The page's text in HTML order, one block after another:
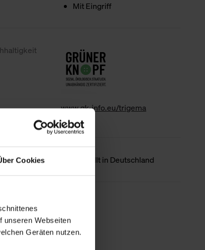
Cookies
unseren Webseiten
Geräten nutzen.
Mit Eingriff
www.gk-info.eu/trigema
Hergestellt in Deutschland
Details